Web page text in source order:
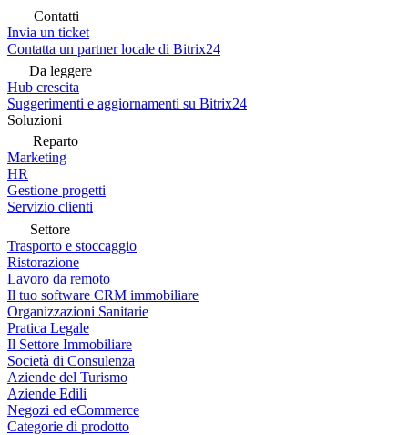
Contatti
Invia un ticket
Contatta un partner locale di Bitrix24
Da leggere
Hub crescita
Suggerimenti e aggiornamenti su Bitrix24
Soluzioni
Reparto
Marketing
HR
Gestione progetti
Servizio clienti
Settore
Trasporto e stoccaggio
Ristorazione
Lavoro da remoto
Il tuo software CRM immobiliare
Organizzazioni Sanitarie
Pratica Legale
Il Settore Immobiliare
Società di Consulenza
Aziende del Turismo
Aziende Edili
Negozi ed eCommerce
Categorie di prodotto